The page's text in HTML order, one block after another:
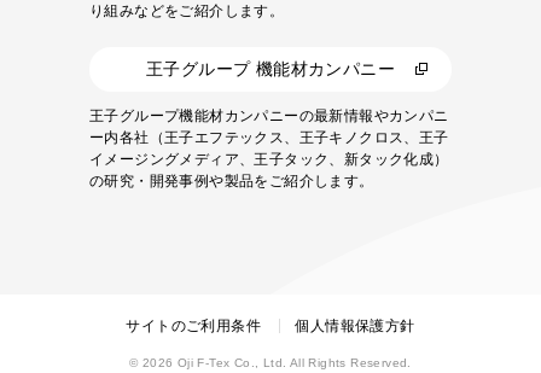
り組みなどをご紹介します。
王子グループ 機能材カンパニー
王子グループ機能材カンパニーの最新情報やカンパニ
ー内各社（王子エフテックス、王子キノクロス、王子
イメージングメディア、王子タック、新タック化成）
の研究・開発事例や製品をご紹介します。
© 2026 Oji F-Tex Co., Ltd. All Rights Reserved.
サイトのご利用条件 個人情報保護方針